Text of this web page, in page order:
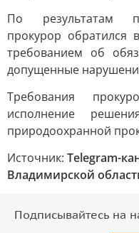
По результатам
прокурор обратился
требованием об
допущенные
Требования
исполнение
природоохранной
Источник: Telegram-
Владимирской
Подписывайтесь на